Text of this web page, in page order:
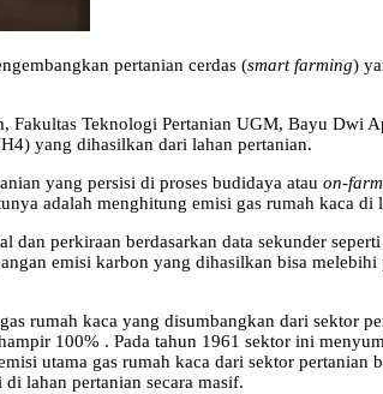
pertanian cerdas (smart farming)
Fakultas Teknologi Pertanian UGM, Bayu
yang dihasilkan dari lahan pertanian.
yang persisi di proses budidaya atau on-
adalah menghitung emisi gas rumah kaca di
perkiraan berdasarkan data sekunder
emisi karbon yang dihasilkan bisa
rumah kaca yang disumbangkan dari sektor
100% . Pada tahun 1961 sektor ini
utama gas rumah kaca dari sektor
lahan pertanian secara masif.